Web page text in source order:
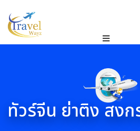
ทัวร์จีน ย่าติง สง